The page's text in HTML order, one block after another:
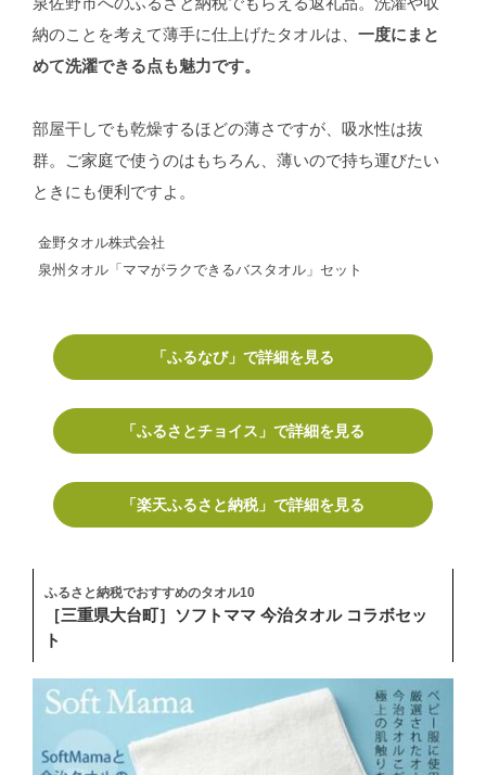
納のことを考えて薄手に仕上げたタオルは、 一度にまと
めて洗濯できる点も魅力です。
部屋干しでも乾燥するほどの薄さですが、吸水性は抜
群。ご家庭で使うのはもちろん、薄いので持ち運びたい
ときにも便利ですよ。
金野タオル株式会社
泉州タオル「ママがラクできるバスタオル」セット
「ふるなび」で詳細を見る
「ふるさとチョイス」で詳細を見る
「楽天ふるさと納税」で詳細を見る
ふるさと納税でおすすめのタオル10
［三重県大台町］ソフトママ 今治タオル コラボセッ
ト